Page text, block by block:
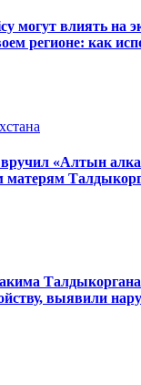
могут влиять на
регионе: как
«Алтын
матерям
выявили